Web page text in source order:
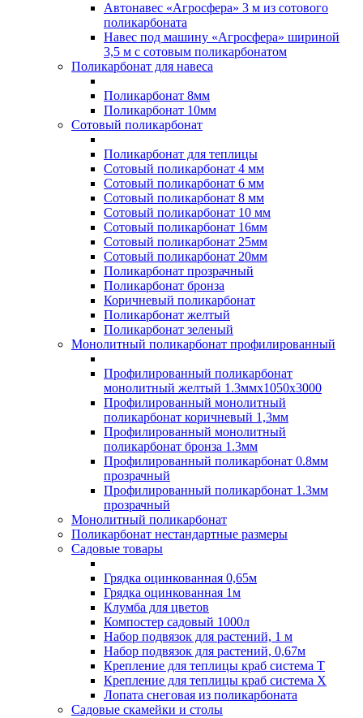
Автонавес «Агросфера» 3 м из сотового
поликарбоната
Навес под машину «Агросфера» шириной
3,5 м с сотовым поликарбонатом
Поликарбонат для навеса
Поликарбонат 8мм
Поликарбонат 10мм
Сотовый поликарбонат
Поликарбонат для теплицы
Сотовый поликарбонат 4 мм
Сотовый поликарбонат 6 мм
Сотовый поликарбонат 8 мм
Сотовый поликарбонат 10 мм
Сотовый поликарбонат 16мм
Сотовый поликарбонат 25мм
Сотовый поликарбонат 20мм
Поликарбонат прозрачный
Поликарбонат бронза
Коричневый поликарбонат
Поликарбонат желтый
Поликарбонат зеленый
Монолитный поликарбонат профилированный
Профилированный поликарбонат
монолитный желтый 1.3ммх1050х3000
Профилированный монолитный
поликарбонат коричневый 1,3мм
Профилированный монолитный
поликарбонат бронза 1.3мм
Профилированный поликарбонат 0.8мм
прозрачный
Профилированный поликарбонат 1.3мм
прозрачный
Монолитный поликарбонат
Поликарбонат нестандартные размеры
Садовые товары
Грядка оцинкованная 0,65м
Грядка оцинкованная 1м
Клумба для цветов
Компостер садовый 1000л
Набор подвязок для растений, 1 м
Набор подвязок для растений, 0,67м
Крепление для теплицы краб система Т
Крепление для теплицы краб система Х
Лопата снеговая из поликарбоната
Садовые скамейки и столы